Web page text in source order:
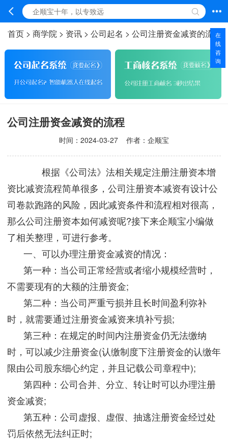
首页 > 商学院 > 资讯 > 公司起名 > 公司注册资金减资的流程
公司注册资金减资的流程
时间： 2024-03-27 作者：企顺宝
根据《公司法》法相关规定注册注册资本增
资比减资流程简单很多，公司注册资本减资有设计公
司卷款跑路的风险，因此减资条件和流程相对很高，
那么公司注册资本如何减资呢?接下来企顺宝小编做
了相关整理，可进行参考。
一、可以办理注册资金减资的情况：
第一种：当公司正常经营或者缩小规模经营时，
不需要现有的大额的注册资金;
第二种：当公司严重亏损并且长时间盈利弥补
时，就需要通过注册资金减资来填补亏损;
第三种：在规定的时间内注册资金仍无法缴纳
时，可以减少注册资金(认缴制度下注册资金的认缴年
限由公司股东细心约定，并且记载公司章程中);
第四种：公司合并、分立、转让时可以办理注册
资金减资;
第五种：公司虚报、虚假、抽逃注册资金经过处
罚后依然无法纠正时;
在
线
咨
询